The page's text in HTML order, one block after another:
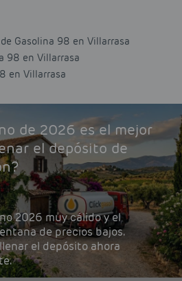
Gasolina 98 en Villarrasa
98 en Villarrasa
en Villarrasa
de 2026 es el mejor
el depósito de
2026 muy cálido y el
de precios bajos.
el depósito ahora